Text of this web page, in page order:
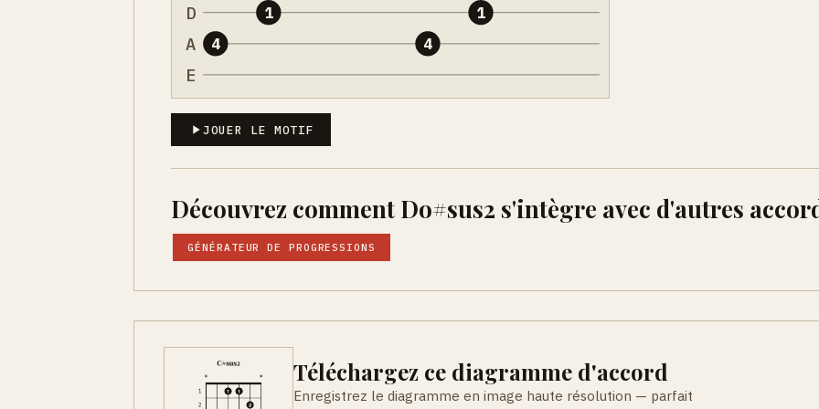
D
A
E
4
1
4
1
JOUER LE MOTIF
Découvrez comment Do#sus2 s'intègre avec d'autres
GÉNÉRATEUR DE PROGRESSIONS
Téléchargez ce diagramme d'accord
Enregistrez le diagramme en image haute résolution — parfait